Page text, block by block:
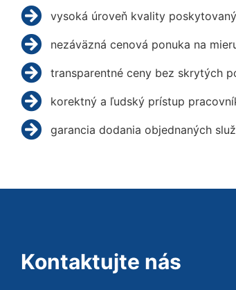
vysoká úroveň kvality
nezáväzná cenová ponuka na
transparentné ceny bez skrytých
korektný a ľudský prístup
garancia dodania objednaných
Kontaktujte nás